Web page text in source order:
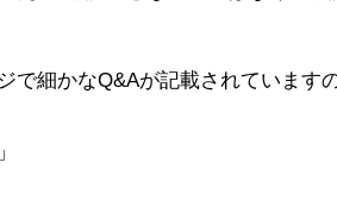
で細かなQ&Aが記載されています
」